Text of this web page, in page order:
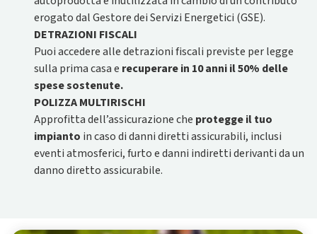
erogato dal Gestore dei Servizi Energetici (GSE).
DETRAZIONI FISCALI
Puoi accedere alle detrazioni fiscali previste per legge
sulla prima casa e recuperare in 10 anni il 50% delle
spese sostenute.
POLIZZA MULTIRISCHI
Approfitta dell’assicurazione che protegge il tuo
impianto in caso di danni diretti assicurabili, inclusi
eventi atmosferici, furto e danni indiretti derivanti da un
danno diretto assicurabile.